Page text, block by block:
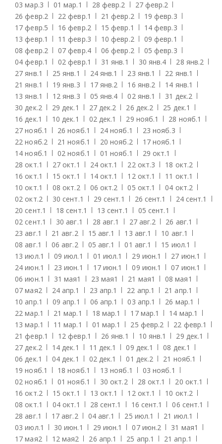
03 мар.3 01 мар.1 28 февр.2 27 февр.2
26 февр.2 22 февр.1 21 февр.2 19 февр.3
17 февр.5 16 февр.2 15 февр.1 14 февр.3
13 февр.1 11 февр.3 10 февр.2 09 февр.1
08 февр.2 07 февр.4 06 февр.2 05 февр.3
04 февр.1 02 февр.1 31 янв.1 30 янв.4 28 янв.2
27 янв.1 25 янв.1 24 янв.1 23 янв.1 22 янв.1
21 янв.1 19 янв.3 17 янв.2 16 янв.2 14 янв.1
13 янв.1 12 янв.3 05 янв.4 02 янв.1 31 дек.2
30 дек.2 29 дек.1 27 дек.2 26 дек.2 25 дек.1
16 дек.1 10 дек.1 02 дек.1 29 нояб.1 28 нояб.1
27 нояб.1 26 нояб.1 24 нояб.1 23 нояб.3
22 нояб.2 21 нояб.1 20 нояб.2 17 нояб.1
14 нояб.1 02 нояб.1 01 нояб.1 29 окт.1
28 окт.1 27 окт.1 24 окт.1 22 окт.3 18 окт.2
16 окт.1 15 окт.1 14 окт.1 12 окт.1 11 окт.1
10 окт.1 08 окт.2 06 окт.2 05 окт.1 04 окт.2
02 окт.2 30 сент.1 29 сент.1 26 сент.1 24 сент.1
20 сент.1 18 сент.1 13 сент.1 05 сент.1
02 сент.1 30 авг.1 28 авг.1 27 авг.2 26 авг.1
23 авг.1 21 авг.2 15 авг.1 13 авг.1 10 авг.1
08 авг.1 06 авг.2 05 авг.1 01 авг.1 15 июл.1
13 июл.1 09 июл.1 01 июл.1 29 июн.1 27 июн.1
24 июн.1 23 июн.1 17 июн.1 09 июн.1 07 июн.1
06 июн.1 31 мая1 23 мая1 21 мая1 08 мая1
07 мая2 24 апр.1 23 апр.1 22 апр.1 21 апр.1
10 апр.1 09 апр.1 06 апр.1 03 апр.1 26 мар.1
22 мар.1 21 мар.1 18 мар.1 17 мар.1 14 мар.1
13 мар.1 11 мар.1 01 мар.1 25 февр.2 22 февр.1
21 февр.1 12 февр.1 26 янв.1 10 янв.1 29 дек.1
27 дек.2 14 дек.1 11 дек.1 09 дек.1 08 дек.1
06 дек.1 04 дек.1 02 дек.1 01 дек.2 21 нояб.1
19 нояб.1 18 нояб.1 13 нояб.1 03 нояб.1
02 нояб.1 01 нояб.1 30 окт.2 28 окт.1 20 окт.1
16 окт.2 15 окт.1 13 окт.1 12 окт.1 10 окт.2
08 окт.1 04 окт.1 28 сент.1 16 сент.1 06 сент.1
28 авг.1 17 авг.2 04 авг.1 25 июл.1 21 июл.1
03 июл.1 30 июн.1 29 июн.1 07 июн.2 31 мая1
17 мая2 12 мая2 26 апр.1 25 апр.1 21 апр.1